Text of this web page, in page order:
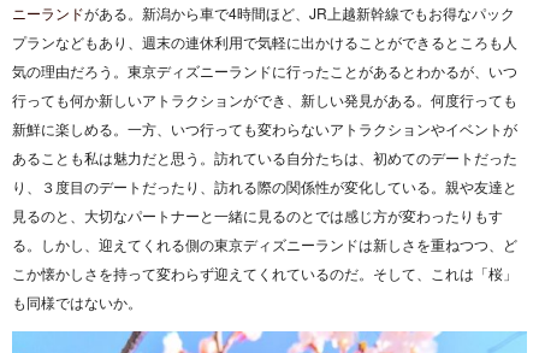
ニーランドがある。新潟から車で4時間ほど、JR上越新幹線でもお得なパック
プランなどもあり、週末の連休利用で気軽に出かけることができるところも人
気の理由だろう。東京ディズニーランドに行ったことがあるとわかるが、いつ
行っても何か新しいアトラクションができ、新しい発見がある。何度行っても
新鮮に楽しめる。一方、いつ行っても変わらないアトラクションやイベントが
あることも私は魅力だと思う。訪れている自分たちは、初めてのデートだった
り、３度目のデートだったり、訪れる際の関係性が変化している。親や友達と
見るのと、大切なパートナーと一緒に見るのとでは感じ方が変わったりもす
る。しかし、迎えてくれる側の東京ディズニーランドは新しさを重ねつつ、ど
こか懐かしさを持って変わらず迎えてくれているのだ。そして、これは「桜」
も同様ではないか。